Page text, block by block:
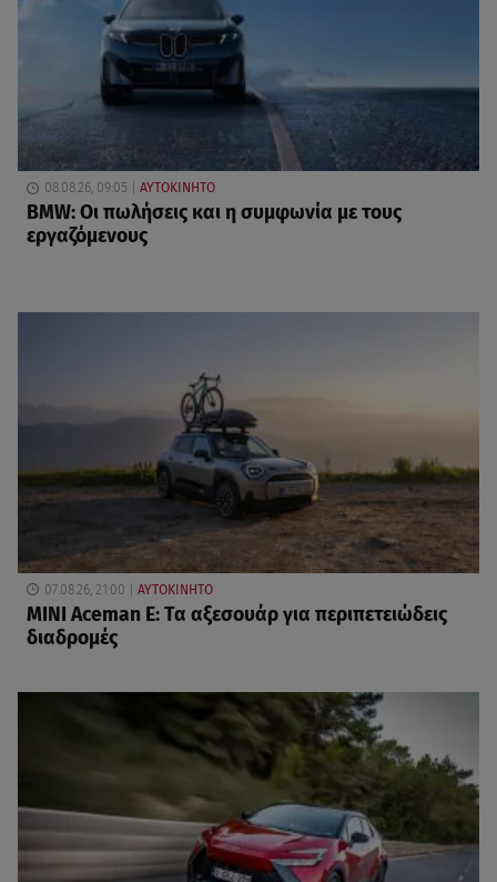
08.08.26, 09:05 ΑΥΤΟΚΙΝΗΤΟ
BMW: Οι πωλήσεις και η συμφωνία με τους
εργαζόμενους
07.08.26, 21:00 ΑΥΤΟΚΙΝΗΤΟ
MINI Aceman E: Τα αξεσουάρ για περιπετειώδεις
διαδρομές